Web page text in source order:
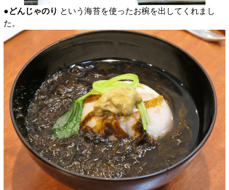
●どんじゃのり という海苔を使ったお椀を出してくれまし
た。